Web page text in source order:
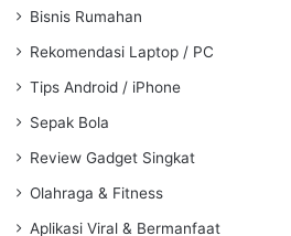
Bisnis Rumahan
Rekomendasi Laptop / PC
Tips Android / iPhone
Sepak Bola
Review Gadget Singkat
Olahraga & Fitness
Aplikasi Viral & Bermanfaat